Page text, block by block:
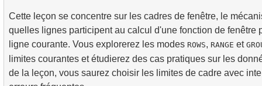
4. Comment fonctionnent les index B-tree
Carte des sièges d'avion
Cette leçon se concentre sur les cadres de fenêtre, le
quelles lignes participent au calcul d'une fonction de fenêtre
ligne courante. Vous explorerez les modes ROWS, RANGE et
limites courantes et étudierez des cas pratiques sur les
de la leçon, vous saurez choisir les limites de cadre avec